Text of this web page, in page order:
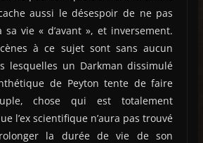
aussi le désespoir de ne pas
vie « d’avant », et inversement.
à ce sujet sont sans aucun
lesquelles un Darkman dissimulé
de Peyton tente de faire
chose qui est totalement
l’ex scientifique n’aura pas trouvé
la durée de vie de son